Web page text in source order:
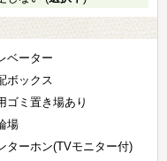
ベーター
ボックス
ゴミ置き場あり
場
ターホン(TVモニター付)